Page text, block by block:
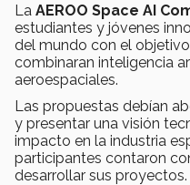
La AEROO Space AI
estudiantes y jóvenes
del mundo con el
combinaran inteligencia
aeroespaciales.
Las propuestas debían
y presentar una visión
impacto en la industria
participantes contaron
desarrollar sus proyectos.